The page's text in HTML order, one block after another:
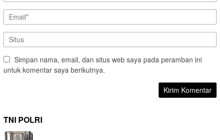
Simpan nama, email, dan situs web saya pada peramban ini
untuk komentar saya berikutnya.
TNI POLRI